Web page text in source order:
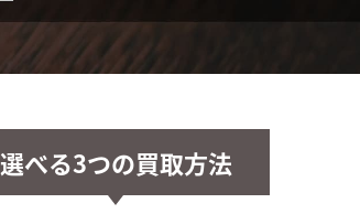
選べる3つの買取方法